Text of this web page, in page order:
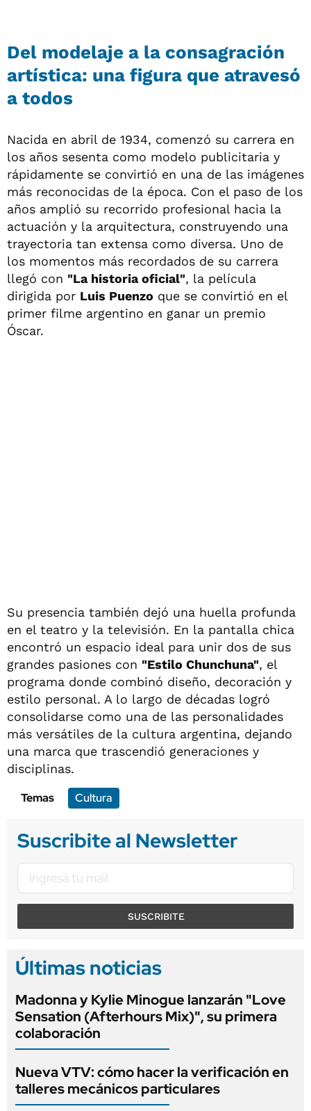
Del modelaje a la consagración
artística: una figura que atravesó
a todos
Nacida en abril de 1934, comenzó su carrera en
los años sesenta como modelo publicitaria y
rápidamente se convirtió en una de las imágenes
más reconocidas de la época. Con el paso de los
años amplió su recorrido profesional hacia la
actuación y la arquitectura, construyendo una
trayectoria tan extensa como diversa. Uno de
los momentos más recordados de su carrera
llegó con "La historia oficial", la película
dirigida por Luis Puenzo que se convirtió en el
primer filme argentino en ganar un premio
Óscar.
Su presencia también dejó una huella profunda
en el teatro y la televisión. En la pantalla chica
encontró un espacio ideal para unir dos de sus
grandes pasiones con "Estilo Chunchuna", el
programa donde combinó diseño, decoración y
estilo personal. A lo largo de décadas logró
consolidarse como una de las personalidades
más versátiles de la cultura argentina, dejando
una marca que trascendió generaciones y
disciplinas.
Temas
Cultura
Suscribite al Newsletter
SUSCRIBITE
Últimas noticias
Madonna y Kylie Minogue lanzarán "Love
Sensation (Afterhours Mix)", su primera
colaboración
Nueva VTV: cómo hacer la verificación en
talleres mecánicos particulares